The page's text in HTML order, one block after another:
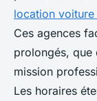
location
Ces agences
prolongés, que
mission
Les horaires